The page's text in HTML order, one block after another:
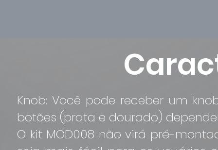
Knob: Você pode receber um
botões (prata e dourado)
O kit MOD008 não virá pré-